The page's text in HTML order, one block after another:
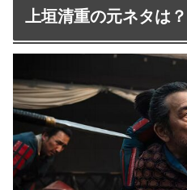
上垣清重の元ネタは？